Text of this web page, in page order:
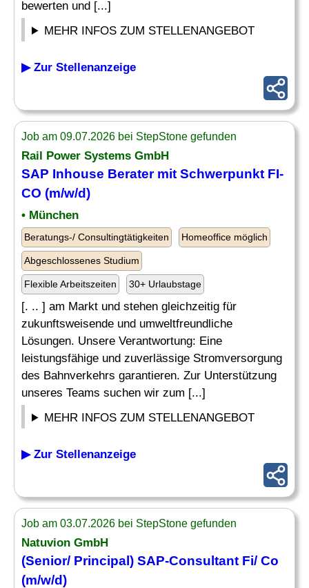
bewerten und [...]
MEHR INFOS ZUM STELLENANGEBOT
▶ Zur Stellenanzeige
Job am 09.07.2026 bei StepStone gefunden
Rail Power Systems GmbH
SAP Inhouse Beratermit Schwerpunkt FI-
CO (m/w/d)
• München
Beratungs-/ Consultingtätigkeiten Homeoffice möglich
Abgeschlossenes Studium
Flexible Arbeitszeiten 30+ Urlaubstage
[. .. ] am Markt und stehen gleichzeitig für
zukunftsweisende und umweltfreundliche
Lösungen. Unsere Verantwortung: Eine
leistungsfähige und zuverlässige Stromversorgung
des Bahnverkehrs garantieren. Zur Unterstützung
unseres Teams suchen wir zum [...]
MEHR INFOS ZUM STELLENANGEBOT
▶ Zur Stellenanzeige
Job am 03.07.2026 bei StepStone gefunden
Natuvion GmbH
(Senior/ Principal) SAP-Consultant Fi/ Co
(m/w/d)